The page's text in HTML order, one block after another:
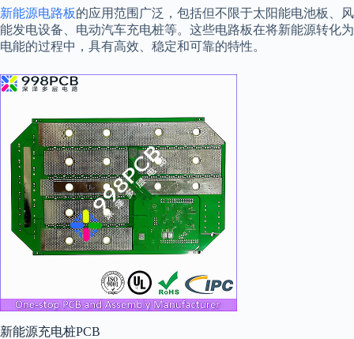
新能源电路板的应用范围广泛，包括但不限于太阳能电池板、风
能发电设备、电动汽车充电桩等。这些电路板在将新能源转化为
电能的过程中，具有高效、稳定和可靠的特性。
新能源充电桩PCB